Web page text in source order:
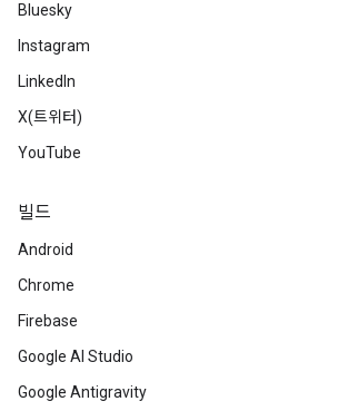
Bluesky
Instagram
LinkedIn
X(트위터)
YouTube
빌드
Android
Chrome
Firebase
Google AI Studio
Google Antigravity